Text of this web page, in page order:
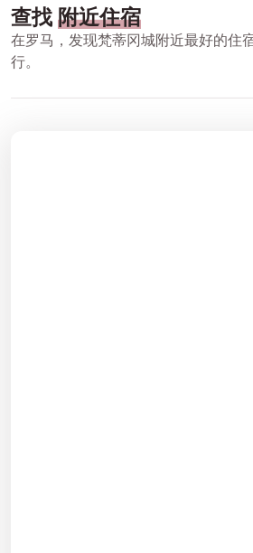
查找 附近住宿
在罗马，发现梵蒂冈城附近最好的住
行。